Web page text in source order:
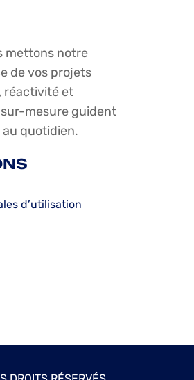
mettons notre
de vos projets
réactivité et
mesure guident
quotidien.
d’utilisation